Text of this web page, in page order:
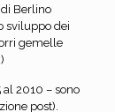
Berlino
sviluppo dei
gemelle
2010 – sono
post).